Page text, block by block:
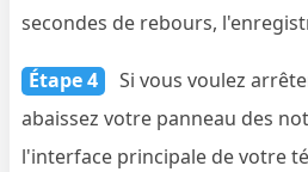
secondes de rebours,
Étape 4
Si vous voulez
abaissez votre panneau des
l'interface principale de votre